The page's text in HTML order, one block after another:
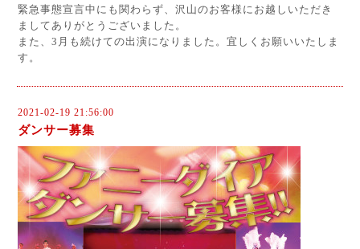
緊急事態宣言中にも関わらず、沢山のお客様にお越しいただき
ましてありがとうございました。
また、3月も続けての出演になりました。宜しくお願いいたしま
す。
2021-02-19 21:56:00
ダンサー募集